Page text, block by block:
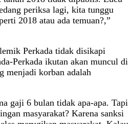
periksa lagi, kita tunggu
2018 atau ada temuan?,”
Perkada tidak disikapi
Perkada ikutan akan muncul di
menjadi korban adalah
gaji 6 bulan tidak apa-apa. Tapi
masyarakat? Karena sanksi